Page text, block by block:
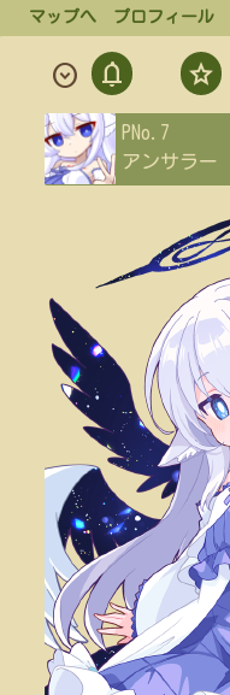
マップへ プロフィール
expand_circle_down notifications
通
知
star
フ
ロ
PNo.7
アンサラー